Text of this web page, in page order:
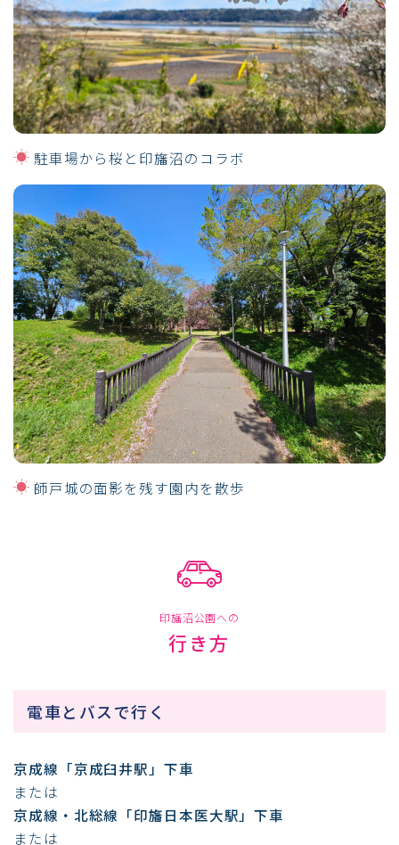
駐車場から桜と印旛沼のコラボ
師戸城の面影を残す園内を散歩
印旛沼公園への
行き方
電車とバスで行く
京成線「京成臼井駅」下車
または
京成線・北総線「印旛日本医大駅」下車
または